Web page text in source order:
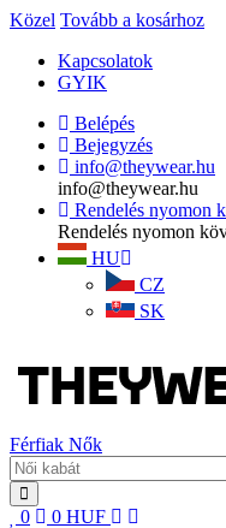
Közel Tovább a kosárhoz
Kapcsolatok
GYIK
Belépés
Bejegyzés
info@theywear.hu
info@theywear.hu
Rendelés nyomon
Rendelés nyomon
HU
CZ
SK
Férfiak Nők
0 0 HUF